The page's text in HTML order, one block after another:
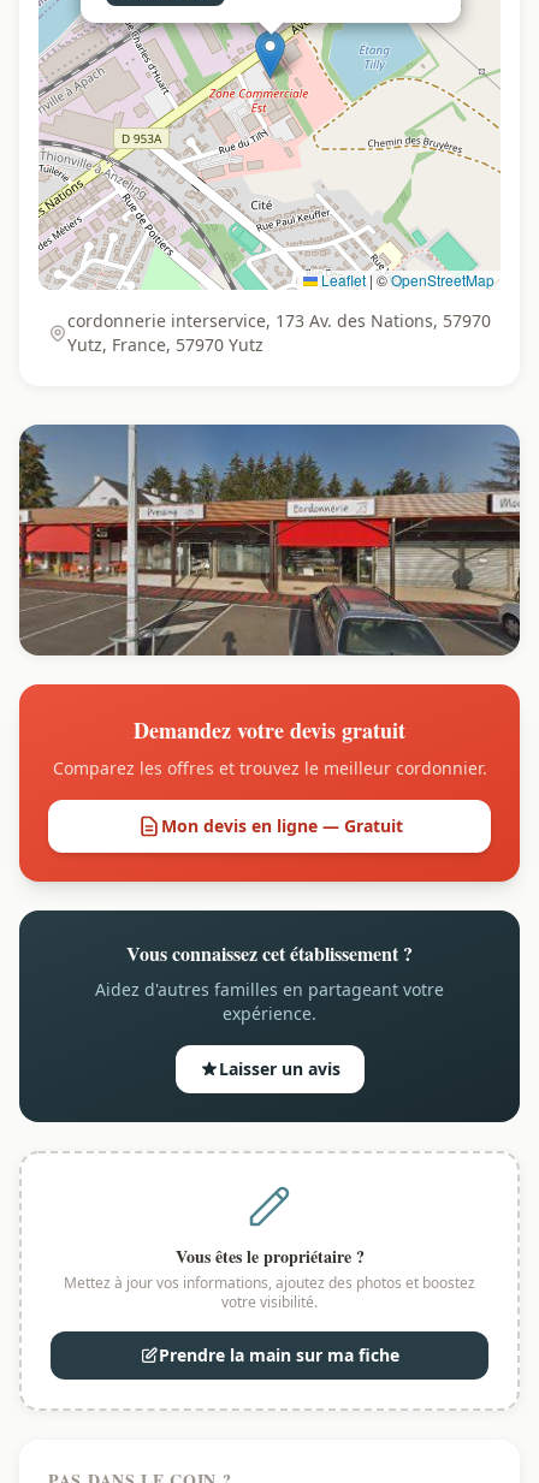
Leaflet | ©OpenStreetMap
cordonnerie interservice, 173 Av. des Nations, 57970
Yutz, France, 57970 Yutz
Demandez votre devis gratuit
Comparez les offres et trouvez le meilleur cordonnier.
Mon devis en ligne — Gratuit
Vous connaissez cet établissement ?
Aidez d'autres familles en partageant votre
expérience.
Laisser un avis
Vous êtes le propriétaire ?
Mettez à jour vos informations, ajoutez des photos et boostez
votre visibilité.
Prendre la main sur ma fiche